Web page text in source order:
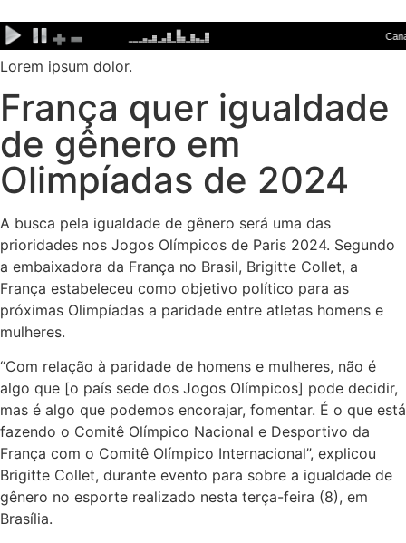
para
o
conteúdo
Lorem ipsum dolor.
França quer igualdade
de gênero em
Olimpíadas de 2024
A busca pela igualdade de gênero será uma das
prioridades nos Jogos Olímpicos de Paris 2024. Segundo
a embaixadora da França no Brasil, Brigitte Collet, a
França estabeleceu como objetivo político para as
próximas Olimpíadas a paridade entre atletas homens e
mulheres.
“Com relação à paridade de homens e mulheres, não é
algo que [o país sede dos Jogos Olímpicos] pode decidir,
mas é algo que podemos encorajar, fomentar. É o que está
fazendo o Comitê Olímpico Nacional e Desportivo da
França com o Comitê Olímpico Internacional”, explicou
Brigitte Collet, durante evento para sobre a igualdade de
gênero no esporte realizado nesta terça-feira (8), em
Brasília.